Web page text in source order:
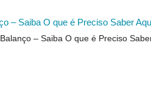
– Saiba O que é Preciso Saber
– Saiba O que é Preciso